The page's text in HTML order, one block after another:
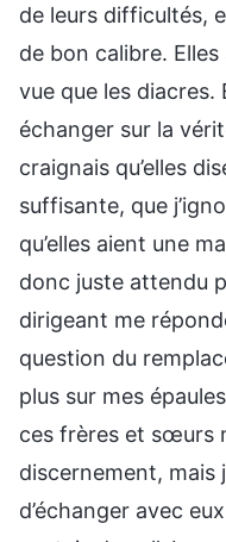
de leurs difficultés,
de bon calibre.
vue que les diacres.
échanger sur la
craignais qu’elles
suffisante, que
qu’elles aient une
donc juste attendu
dirigeant me
question du
plus sur mes
ces frères et sœurs
discernement, mais
d’échanger avec